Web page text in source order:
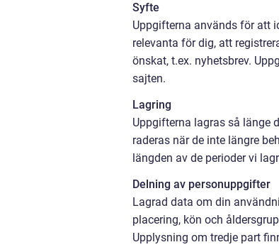
Syfte
Uppgifterna används för att
relevanta för dig, att
önskat, t.ex. nyhetsbrev.
sajten.
Lagring
Uppgifterna lagras så länge
raderas när de inte längre
längden av de perioder vi
Delning av personuppgifter
Lagrad data om din
placering, kön och
Upplysning om tredje part